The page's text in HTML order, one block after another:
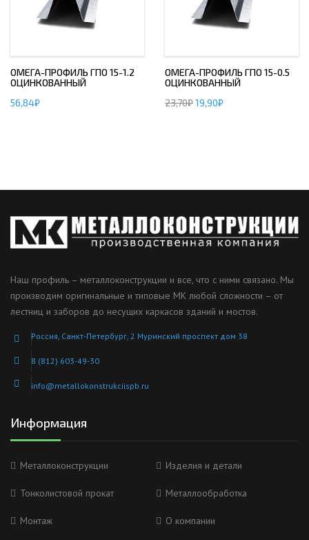
ОМЕГА-ПРОФИЛЬ ГПО 15-1.2
ОЦИНКОВАННЫЙ
56,84₽
ОМЕГА-ПРОФИЛЬ ГПО 15-0.5
ОЦИНКОВАННЫЙ
23,70₽19,90₽
Наш профиль – металлоконструкции и все, что с ними связано. Мы
производим оригинальные и типовые МК любой сложности – от
лестниц и заборов до несущих каркасов зданий и мостов.
Россия, Санкт-Петербург, 2 Муринский проспект дом 38
8 (812) 603-49-30
info@metallokonstrukciispb.ru
Информация
Металлоконструкции Изделия и детали
Тонколистовой прокат Металлообработка
Монтаж О компании